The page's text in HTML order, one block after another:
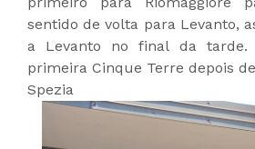
sentido de volta para Levanto,
a Levanto no final da tarde.
primeira Cinque Terre depois
Spezia